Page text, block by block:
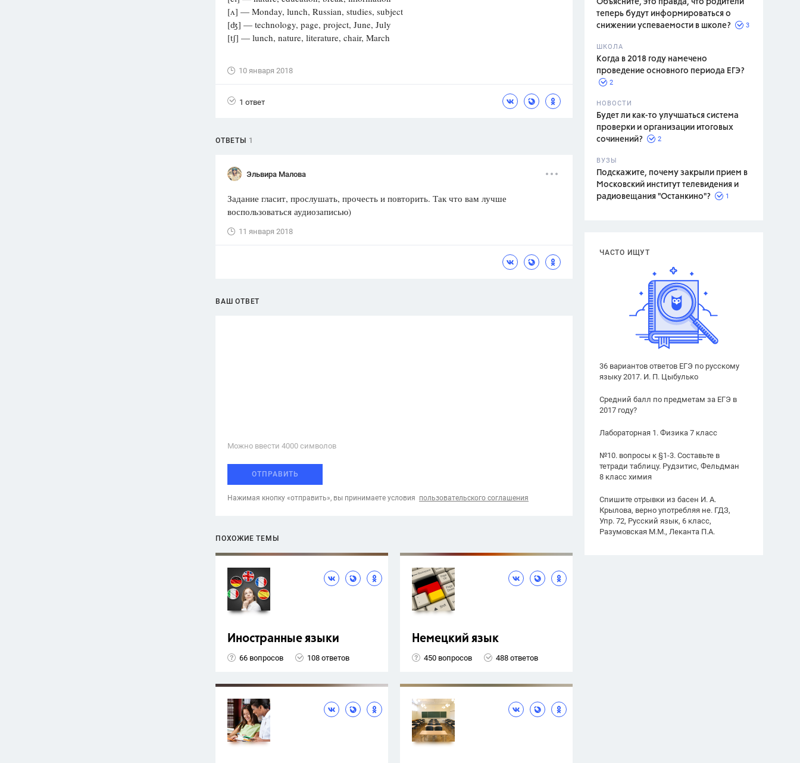
Вузы
1752 ответа
ответа
1551 ответ
Цветков Л. А.
Объясните, это правда, что родители
теперь будут информироваться о
снижении успеваемости в школе?
3
ШКОЛА
Когда в 2018 году намечено
проведение основного периода ЕГЭ?
2
НОВОСТИ
Будет ли как-то улучшаться система
проверки и организации итоговых
сочинений?
2
ВУЗЫ
Подскажите, почему закрыли прием в
Московский институт телевидения и
радиовещания "Останкино"?
1
ЧАСТО ИЩУТ
36 вариантов ответов ЕГЭ по русскому
языку 2017. И. П. Цыбулько
Средний балл по предметам за ЕГЭ в
2017 году?
Лабораторная 1. Физика 7 класс
№10. вопросы к §1-3. Составьте в
тетради таблицу. Рудзитис, Фельдман
8 класс химия
Спишите отрывки из басен И. А.
Крылова, верно употребляя не. ГДЗ,
Упр. 72, Русский язык, 6 класс,
Разумовская М.М., Леканта П.А.
[ʌ] — Monday, lunch, Russian, studies, subject
[ʤ] — technology, page, project, June, July
[tʃ] — lunch, nature, literature, chair, March
10 января 2018
1 ответ
ОТВЕТЫ 1
Эльвира Малова
Задание гласит, прослушать, прочесть и повторить. Так что вам лучше
воспользоваться аудиозаписью)
11 января 2018
ВАШ ОТВЕТ
Можно ввести 4000 cимволов
ОТПРАВИТЬ
Нажимая кнопку «отправить», вы принимаете условия пользовательского соглашения
ПОХОЖИЕ ТЕМЫ
Иностранные языки
66 вопросов 108 ответов
Немецкий язык
450 вопросов 488 ответов